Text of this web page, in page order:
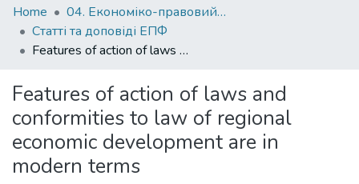
Communities
&
Collections
Statistics
Home
04. Економіко-правовий факультет
Статті та доповіді ЕПФ
Features of action of laws and conformities to law of regional economic development are in modern terms
Features of action of laws and
conformities to law of regional
economic development are in
modern terms